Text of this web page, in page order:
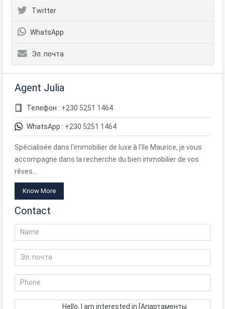
Twitter
WhatsApp
Эл. почта
Agent Julia
Телефон : +230 5251 1464
WhatsApp : +230 5251 1464
Spécialisée dans l'immobilier de luxe à l'Ile Maurice, je vous
accompagne dans la recherche du bien immobilier de vos
rêves…
Know More
Contact